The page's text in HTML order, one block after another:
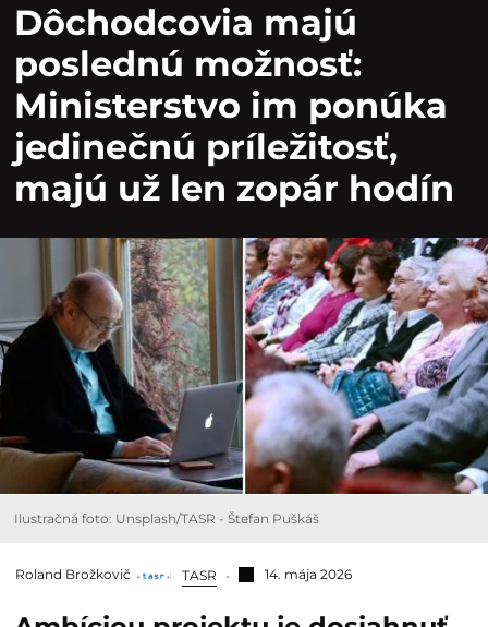
Dôchodcovia majú
poslednú možnosť:
Ministerstvo im ponúka
jedinečnú príležitosť,
majú už len zopár hodín
Ilustračná foto: Unsplash/TASR - Štefan Puškáš
Roland Brožkovič TASR 14. mája 2026